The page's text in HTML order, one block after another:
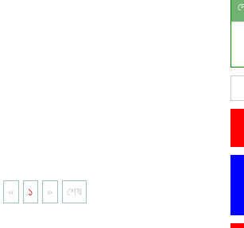
« ১ » শেষ